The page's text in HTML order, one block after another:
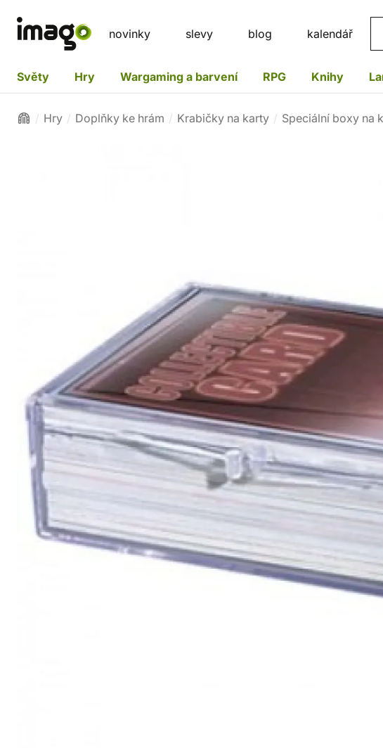
novinky slevy blog kalendář
Světy Hry Wargaming a barvení RPG Knihy
Hry Doplňky ke hrám Krabičky na karty Speciální boxy na